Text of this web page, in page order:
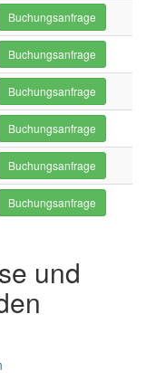
Buchungsanfrage
Buchungsanfrage
Buchungsanfrage
Buchungsanfrage
Buchungsanfrage
Buchungsanfrage
und